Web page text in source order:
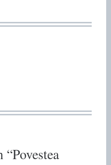
“Povestea